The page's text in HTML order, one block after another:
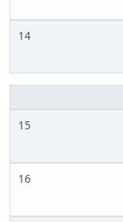
14
15
16